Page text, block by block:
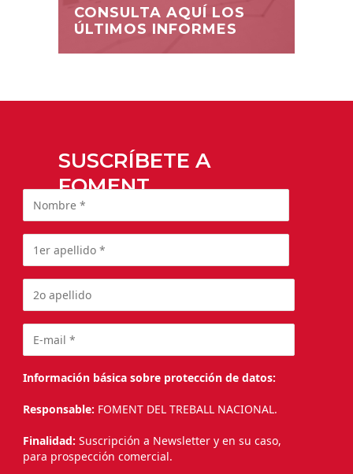
CONSULTA AQUÍ LOS
ÚLTIMOS INFORMES
SUSCRÍBETE A
FOMENT
Información básica sobre protección de datos:
Responsable: FOMENT DEL TREBALL NACIONAL.
Finalidad: Suscripción a Newsletter y en su caso,
para prospección comercial.